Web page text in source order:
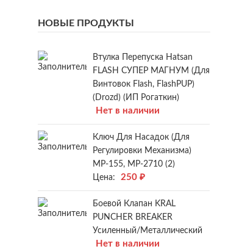
НОВЫЕ ПРОДУКТЫ
Втулка Перепуска Hatsan
FLASH СУПЕР МАГНУМ (для
Винтовок Flash, FlashPUP)
(Drozd) (ИП Рогаткин)
Нет в наличии
Ключ Для Насадок (для
Регулировки Механизма)
МР-155, МР-2710 (2)
Цена:
250 ₽
Боевой Клапан KRAL
PUNCHER BREAKER
Усиленный/металлический
Нет в наличии